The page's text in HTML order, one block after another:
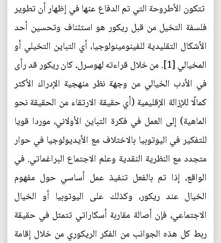
تتكون الأطروحة التي تم الدفاع عنها في إظهار أن تطوير
فلسفة التخيل من قبل ريكور هو استئناف وتحسين أحد
الأشكال التقليدية للفينومينولوجيا، أي التباين التخيلي أو
المخيالي [1]. من خلال قراءته لهوسرل، كان ريكور قد رأى
في الأدب الخيالي من وجهة نظر منهجية الإدراك الأكثر
كمالًا للإزالة الإقليمية (أي حقيقة الارتقاء من الحقيقة نحو
الماهية) إلى العمل في فكرة التباين الأولاني، موردا قويا
للتفكير في اليوتوبيا بالاختلاف مع الأيديولوجيا في حوار
متجدد مع النظرية النقدية وعلم الاجتماع البراغماتي. في
الواقع، إذا تم بالفعل تنفيذ عمل أساسي حول مفهوم
الخيال عند ريكور، وكذلك على اليوتوبيا أو الخيال
الاجتماعي، فإن أصالة مقاربة أسكاراتي تتمثل في حقيقة
ربط كل هذه الجوانب من الفكر الريكوري من خلال إقامة